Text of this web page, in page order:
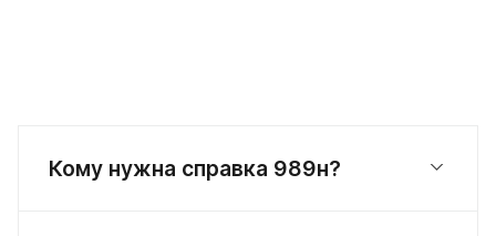
Кому нужна справка 989н?